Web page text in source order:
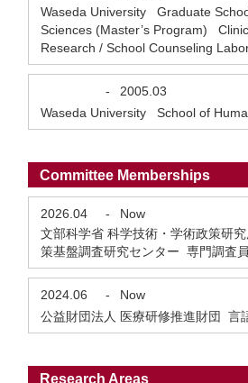
Waseda University Graduate
Sciences (Master’s Program)
Research / School Counseling
-
2005.03
Waseda University School of
Committee Memberships
2026.04 -
Now
文部科学省 科学技術・学術政策研
策基盤調査研究センター 専門調査員
2024.06 -
Now
公益財団法人 医療研修推進財団 言
Research Areas